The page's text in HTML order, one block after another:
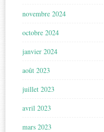
novembre 2024
octobre 2024
janvier 2024
août 2023
juillet 2023
avril 2023
mars 2023